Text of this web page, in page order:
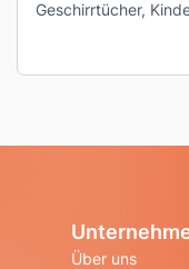
Geschirrtücher,
Über uns